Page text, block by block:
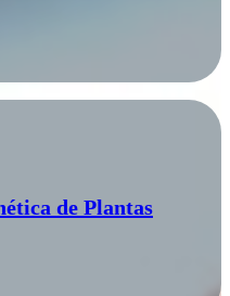
de Plantas